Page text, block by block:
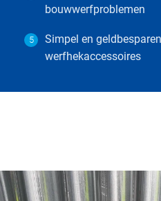
bouwwerfproblemen
5
Simpel en
werfhekaccessoires